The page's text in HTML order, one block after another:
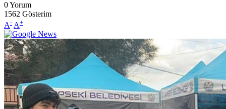
0Yorum
1562 Gösterim
A- A+